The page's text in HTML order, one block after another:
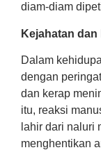
diam-diam
Kejahatan
Dalam
dengan
dan kerap
itu, reaksi
lahir dari naluri
menghentikan